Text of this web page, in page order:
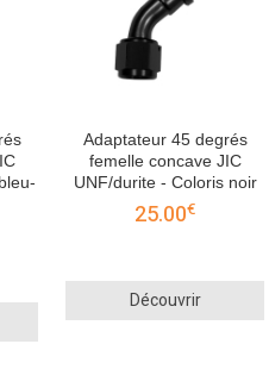
Adaptateur 45 degrés
femelle concave JIC
UNF/durite - Coloris noir
25.00€
Découvrir